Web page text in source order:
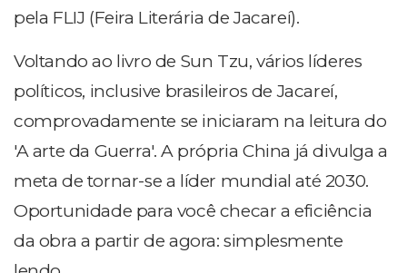
pela FLIJ (Feira Literária de Jacareí).
Voltando ao livro de Sun Tzu, vários líderes
políticos, inclusive brasileiros de Jacareí,
comprovadamente se iniciaram na leitura do
'A arte da Guerra'. A própria China já divulga a
meta de tornar-se a líder mundial até 2030.
Oportunidade para você checar a eficiência
da obra a partir de agora: simplesmente